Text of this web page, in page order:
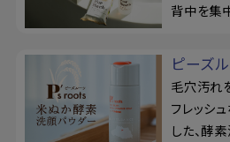
背中を集
ピーズ
毛穴汚れ
フレッシ
した、酵